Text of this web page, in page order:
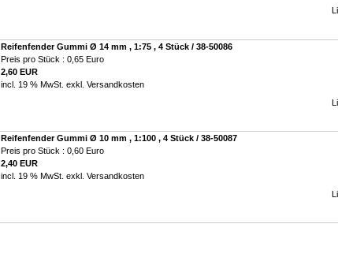
Reifenfender Gummi Ø 14 mm , 1:75 , 4 Stück / 38-50086
Preis pro Stück : 0,65 Euro
2,60 EUR
incl. 19 % MwSt. exkl. Versandkosten
Reifenfender Gummi Ø 10 mm , 1:100 , 4 Stück / 38-50087
Preis pro Stück : 0,60 Euro
2,40 EUR
incl. 19 % MwSt. exkl. Versandkosten